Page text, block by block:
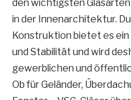
den wichtigsten
in der Innenarchitektur.
Konstruktion bietet es
und Stabilität und wird
gewerblichen und
Ob für Geländer,